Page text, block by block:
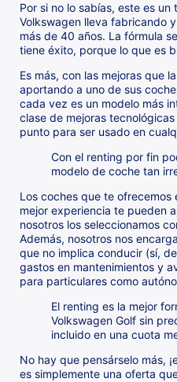
Por si no lo sabías, este es
Volkswagen lleva fabricando
más de 40 años. La fórmula
tiene éxito, porque lo que es
Es más, con las mejoras que
aportando a uno de sus
cada vez es un modelo más
clase de mejoras
punto para ser usado en
Con el renting por fin
modelo de coche tan
Los coches que te ofrecemos
mejor experiencia te pueden
nosotros los seleccionamos
Además, nosotros nos
que no implica conducir (sí,
gastos en mantenimientos y
para particulares como
El renting es la mejor
Volkswagen Golf sin
incluido en una cuota
No hay que pensárselo más,
es simplemente una oferta